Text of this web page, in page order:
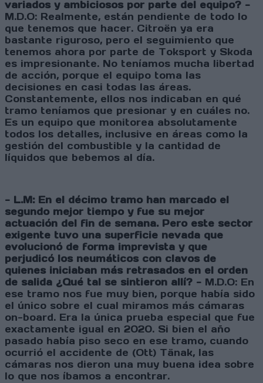
variados y ambiciosos por parte del equipo? -
M.D.O: Realmente, están pendiente de todo lo
que tenemos que hacer. Citroën ya era
bastante riguroso, pero el seguimiento que
tenemos ahora por parte de Toksport y Skoda
es impresionante. No teníamos mucha libertad
de acción, porque el equipo toma las
decisiones en casi todas las áreas.
Constantemente, ellos nos indicaban en qué
tramo teníamos que presionar y en cuáles no.
Es un equipo que monitorea absolutamente
todos los detalles, inclusive en áreas como la
gestión del combustible y la cantidad de
líquidos que bebemos al día.
- L.M: En el décimo tramo han marcado el
segundo mejor tiempo y fue su mejor
actuación del fin de semana. Pero este sector
exigente tuvo una superficie nevada que
evolucionó de forma imprevista y que
perjudicó los neumáticos con clavos de
quienes iniciaban más retrasados en el orden
de salida ¿Qué tal se sintieron allí? - M.D.O: En
ese tramo nos fue muy bien, porque había sido
el único sobre el cual miramos más cámaras
on-board. Era la única prueba especial que fue
exactamente igual en 2020. Si bien el año
pasado había piso seco en ese tramo, cuando
ocurrió el accidente de (Ott) Tänak, las
cámaras nos dieron una muy buena idea sobre
lo que nos íbamos a encontrar.